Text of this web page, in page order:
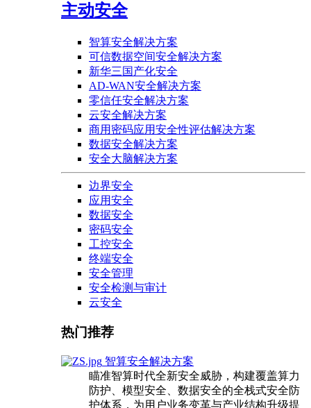
主动安全
智算安全解决方案
可信数据空间安全解决方案
新华三国产化安全
AD-WAN安全解决方案
零信任安全解决方案
云安全解决方案
商用密码应用安全性评估解决方案
数据安全解决方案
安全大脑解决方案
边界安全
应用安全
数据安全
密码安全
工控安全
终端安全
安全管理
安全检测与审计
云安全
热门推荐
智算安全解决方案
瞄准智算时代全新安全威胁，构建覆盖算力
防护、模型安全、数据安全的全栈式安全防
护体系，为用户业务变革与产业结构升级提